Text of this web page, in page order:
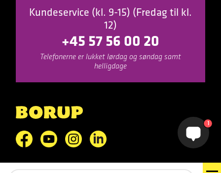
Kundeservice (kl. 9-15) (Fredag til kl.
12)
+45 57 56 00 20
Telefonerne er lukket lørdag og søndag samt
helligdage
1